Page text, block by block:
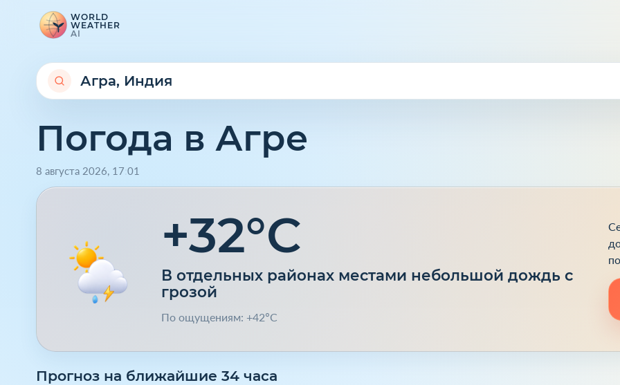
WORLD
WEATHER
AI
Погода в Агре
8 августа 2026, 17 :01
+32°C
В отдельных районах местами небольшой дождь с
грозой
По ощущениям: +42°C
Прогноз на ближайшие 34 часа